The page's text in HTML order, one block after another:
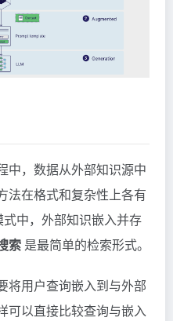
中，数据从外部知识源中
法在格式和复杂性上各有
中，外部知识嵌入并存
索 是最简单的检索形式。
将用户查询嵌入到与外部
可以直接比较查询与嵌入